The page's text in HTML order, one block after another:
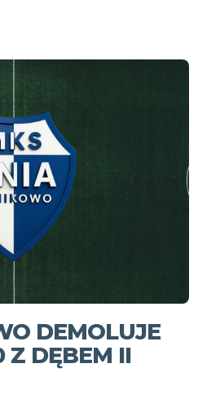
DEMOLUJE
Z DĘBEM II